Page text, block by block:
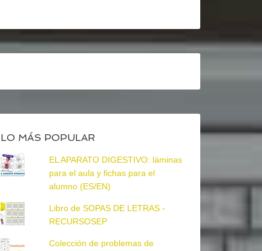
LO MÁS POPULAR
EL APARATO DIGESTIVO: láminas
para el aula y fichas para el
alumno (ES/EN)
Libro de SOPAS DE LETRAS -
RECURSOSEP
Colección de problemas de